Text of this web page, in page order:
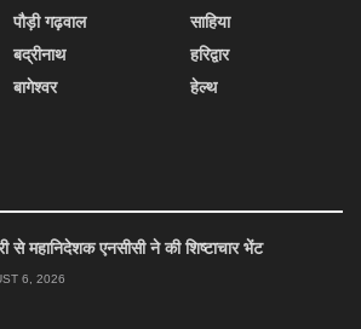
पौड़ी गढ़वाल
बद्रीनाथ
बागेश्वर
साहिया
हरिद्वार
हेल्थ
से महानिदेशक एनसीसी ने की शिष्टाचार भेंट
6, 2026